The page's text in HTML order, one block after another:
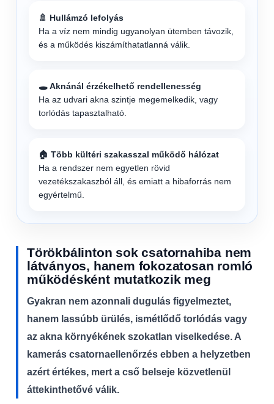
🚿 Hullámzó lefolyás
Ha a víz nem mindig ugyanolyan ütemben távozik,
és a működés kiszámíthatatlanná válik.
🕳️ Aknánál érzékelhető rendellenesség
Ha az udvari akna szintje megemelkedik, vagy
torlódás tapasztalható.
🏠 Több kültéri szakasszal működő hálózat
Ha a rendszer nem egyetlen rövid
vezetékszakaszból áll, és emiatt a hibaforrás nem
egyértelmű.
Törökbálinton sok csatornahiba nem
látványos, hanem fokozatosan romló
működésként mutatkozik meg
Gyakran nem azonnali dugulás figyelmeztet,
hanem lassúbb ürülés, ismétlődő torlódás vagy
az akna környékének szokatlan viselkedése. A
kamerás csatornaellenőrzés ebben a helyzetben
azért értékes, mert a cső belseje közvetlenül
áttekinthetővé válik.